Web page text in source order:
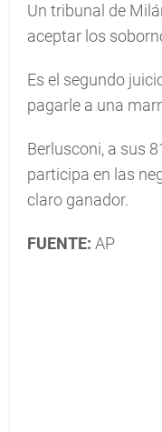
Un tribunal de
aceptar los
Es el segundo
pagarle a una
Berlusconi, a sus
participa en las
claro ganador.
FUENTE: AP